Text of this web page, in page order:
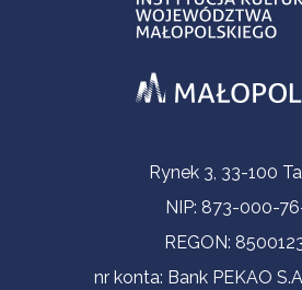
Informacje kontaktowe
Rynek 3, 33-100
NIP: 873-000-
REGON:
nr konta: Bank PEKAO